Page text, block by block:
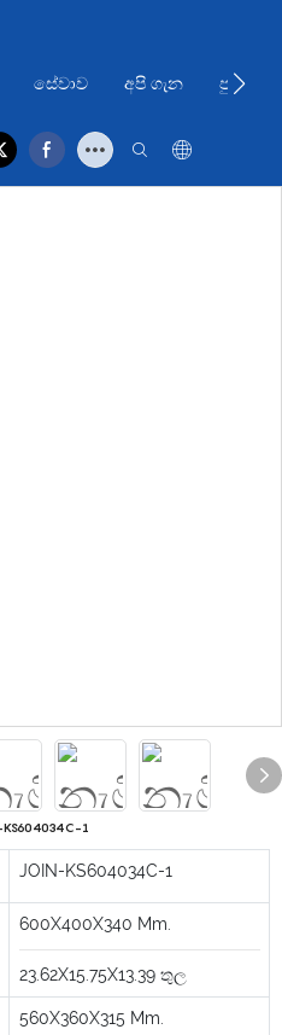
සේවාව අපි ගැන පුවත්
1
JOIN-KS604034C-1
600X400X340 Mm.
23.62X15.75X13.39 තුල
560X360X315 Mm.